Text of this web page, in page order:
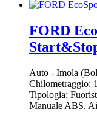
FORD
Auto - Imola
Chilometraggio:
Tipologia:
Manuale ABS,